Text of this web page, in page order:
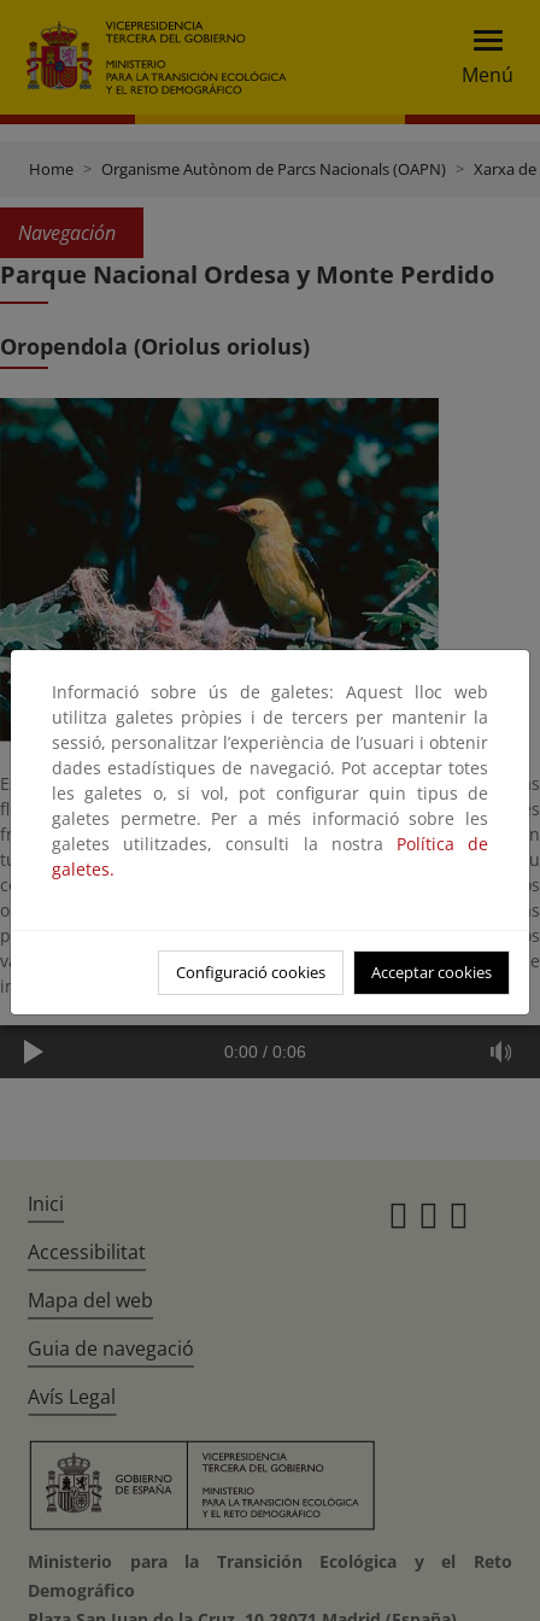
Menú
Home Organisme Autònom de Parcs Nacionals (OAPN) Xarxa
Navegación
Parque Nacional Ordesa y Monte Perdido
Oropendola (Oriolus oriolus)
Es un pájaro esencialmente arbóreo que habita en riberas
fluviales y arboledas que bordean ríos sobre todo con especies
frondosas de alisos, sauces, olmos, chopos, etc. Este follaje tan
tupido, impide ver con comodidad a la oropéndola a pesar de su
colorido y tamaño que alcanza los 25 centímetros. Podemos
observarla con frecuencia en rodales mixtos de pinos y frondosas
pero su presencia en montaña suele restringirse al fondo de los
valles. Cría de mayo a julio y se alimenta principalmente de
insectos y en época, de frutas maduras ricas en azúcar.
0:00 / 0:06
Informació sobre ús de galetes: Aquest lloc web
utilitza galetes pròpies i de tercers per mantenir la
sessió, personalitzar l’experiència de l’usuari i obtenir
dades estadístiques de navegació. Pot acceptar totes
les galetes o, si vol, pot configurar quin tipus de
galetes permetre. Per a més informació sobre les
galetes utilitzades, consulti la nostra Política de
galetes.
Configuració cookies Acceptar cookies
Inici
Accessibilitat
Mapa del web
Guia de navegació
Avís Legal
Ministerio para la Transición Ecológica y el Reto
Demográfico